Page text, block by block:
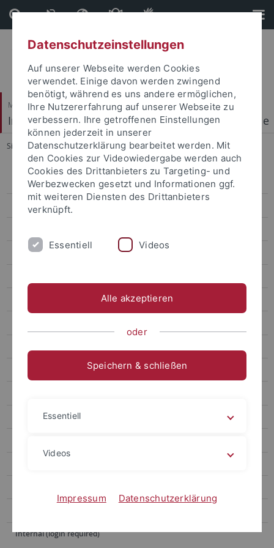
Direkt
zum
Inhalt
Direkt
zur
Fußleiste
Mathematisch-Naturwissenschaftliche Fakultät
Institut für Physikalische und Theoretische Chemie
Sie sind hier: Startseite ... SEM proposal
Start
Research
PES
Internal (login required)
Datenschutzeinstellungen
Auf unserer Webseite werden Cookies
verwendet. Einige davon werden zwingend
benötigt, während es uns andere ermöglichen,
Ihre Nutzererfahrung auf unserer Webseite zu
verbessern. Ihre getroffenen Einstellungen
können jederzeit in unserer
Datenschutzerklärung bearbeitet werden. Mit
den Cookies zur Videowiedergabe werden auch
Cookies des Drittanbieters zu Targeting- und
Werbezwecken gesetzt und Informationen ggf.
mit weiteren Diensten des Drittanbieters
verknüpft.
Essentiell Videos
Alle akzeptieren
oder
Speichern & schließen
Essentiell
Videos
Impressum Datenschutzerklärung